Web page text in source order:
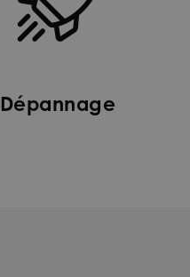
Dépannage